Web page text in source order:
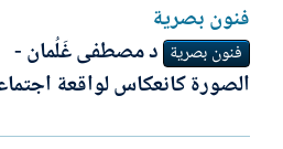
فنون بصرية
فنون بصرية د مصطفى غَلُمان -
الصورة كانعكاس لواقعة